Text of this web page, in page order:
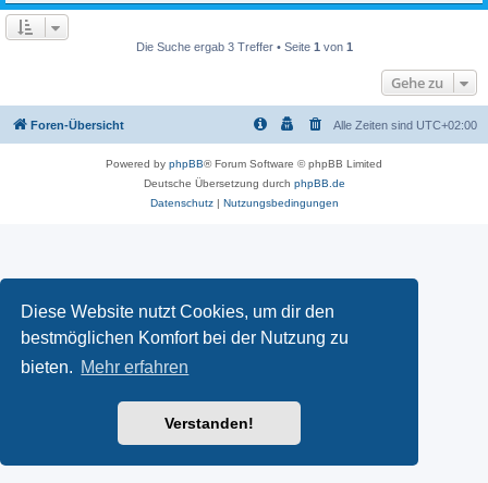
Diese Website nutzt Cookies, um dir den
bestmöglichen Komfort bei der Nutzung zu
bieten. Mehr erfahren
Verstanden!
Die Suche ergab 3 Treffer • Seite 1von 1
Gehe zu
Foren-Übersicht Alle Zeiten sind UTC+02:00
Powered by phpBB® Forum Software © phpBB Limited
Deutsche Übersetzung durch phpBB.de
Datenschutz| Nutzungsbedingungen